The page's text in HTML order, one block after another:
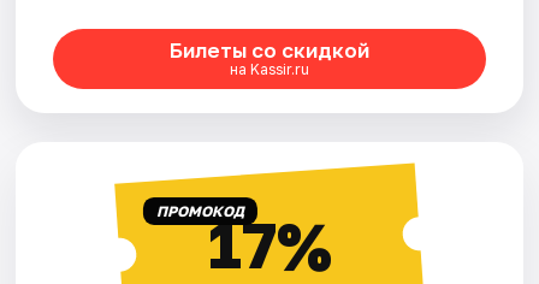
Билеты со скидкой
на Kassir.ru
ПРОМОКОД17%